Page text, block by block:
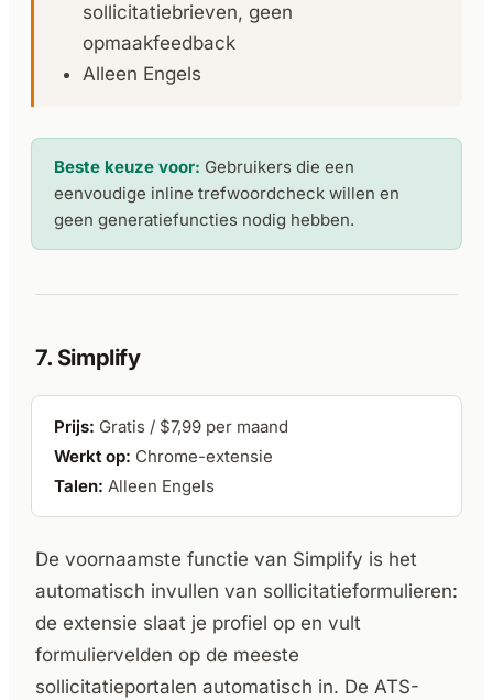
sollicitatiebrieven, geen
opmaakfeedback
Alleen Engels
Beste keuze voor: Gebruikers die een
eenvoudige inline trefwoordcheck willen en
geen generatiefuncties nodig hebben.
7. Simplify
Prijs: Gratis / $7,99 per maand
Werkt op: Chrome-extensie
Talen: Alleen Engels
De voornaamste functie van Simplify is het
automatisch invullen van sollicitatieformulieren:
de extensie slaat je profiel op en vult
formuliervelden op de meeste
sollicitatieportalen automatisch in. De ATS-